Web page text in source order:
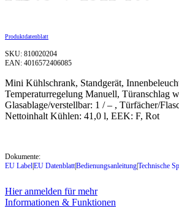
Produktdatenblatt
SKU: 810020204
EAN: 4016572406085
Mini Kühlschrank, Standgerät,
Temperaturregelung Manuell, Türanschlag
Glasablage/verstellbar: 1 / – , Türfächer/
Nettoinhalt Kühlen: 41,0 l, EEK: F, Rot
Dokumente:
EU Label|EU Datenblatt|Bedienungsanleitung|Technische
Hier anmelden für mehr
Informationen & Funktionen